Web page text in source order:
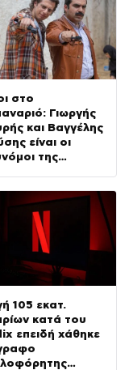
στο
Γιωργής
και Βαγγέλης
είναι οι
της
105 εκατ.
κατά του
επειδή χάθηκε